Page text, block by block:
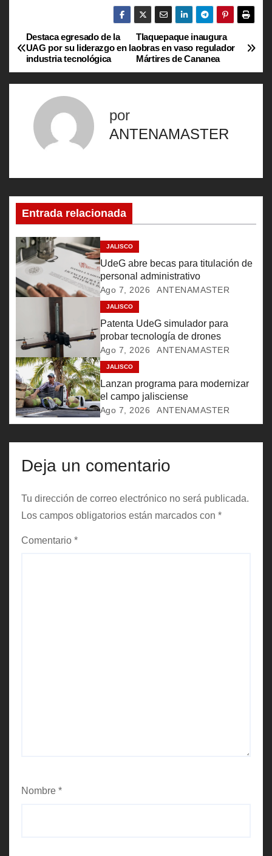
N
a
c
i
ó
n
d
e
n
t
r
d
a
Tlaquepaque inaugura
obras en vaso regulador
Mártires de Cananea
Destaca egresado de la
UAG por su liderazgo en la
industria tecnológica
por
ANTENAMASTER
Entrada relacionada
JALISCO
UdeG abre becas para titulación de
personal administrativo
Ago 7, 2026 ANTENAMASTER
JALISCO
Patenta UdeG simulador para
probar tecnología de drones
Ago 7, 2026 ANTENAMASTER
JALISCO
Lanzan programa para modernizar
el campo jalisciense
Ago 7, 2026 ANTENAMASTER
Deja un comentario
Tu dirección de correo electrónico no será publicada.
Los campos obligatorios están marcados con *
Comentario *
Nombre *